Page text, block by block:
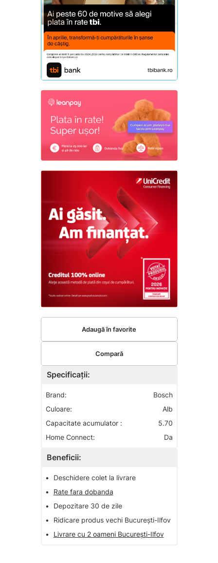
Specificații:
Brand:
Bosch
Culoare:
Alb
Capacitate acumulator :
5.70
Home Connect:
Da
Beneficii:
•
Deschidere colet la livrare
•
Rate fara dobanda
•
Depozitare 30 de zile
•
Ridicare produs vechi București-Ilfov
•
Livrare cu 2 oameni București-Ilfov
Adaugă în favorite
Compară